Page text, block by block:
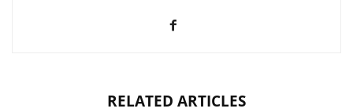
RELATED ARTICLES